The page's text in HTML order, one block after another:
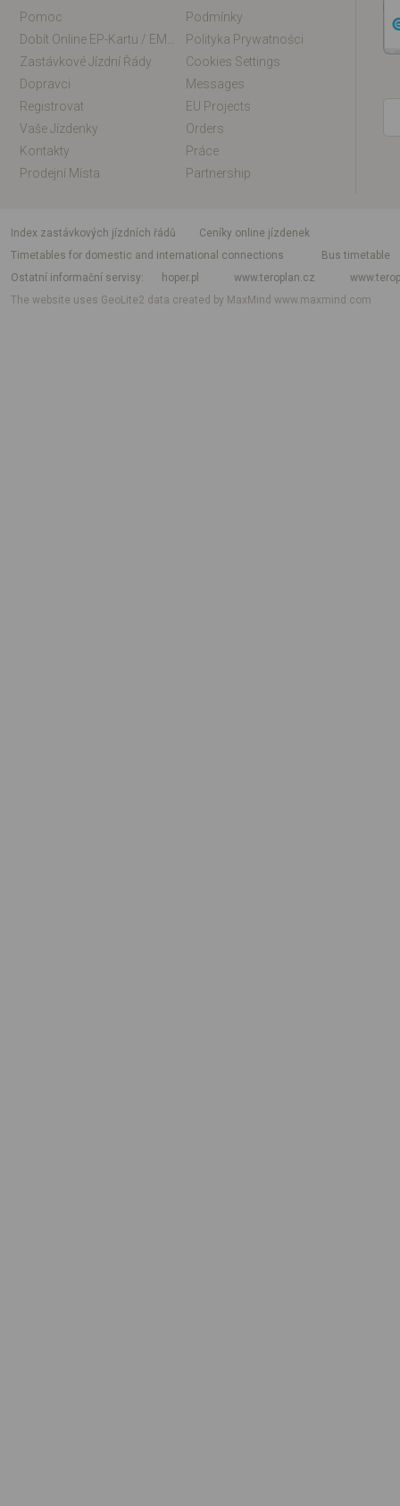
Pomoc
Podmínky
Polityka Prywatności
Zastávkové Jízdní Řády
Cookies Settings
Dopravci
Messages
Registrovat
EU Projects
Vaše Jízdenky
Orders
Kontakty
Práce
Prodejní Místa
Partnership
index zastávkových jízdních řádů
Ceníky online jízdenek
Timetables for domestic and international connections
Bus timetable
Ostatní informační servisy
hoper.pl www.teroplan.cz
The website uses GeoLite2 data created by MaxMindwww.maxmind.com